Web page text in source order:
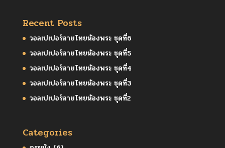
Recent Posts
วอลเปเปอร์ลายไทยห้องพระ ชุดที่6
วอลเปเปอร์ลายไทยห้องพระ ชุดที่5
วอลเปเปอร์ลายไทยห้องพระ ชุดที่4
วอลเปเปอร์ลายไทยห้องพระ ชุดที่3
วอลเปเปอร์ลายไทยห้องพระ ชุดที่2
Categories